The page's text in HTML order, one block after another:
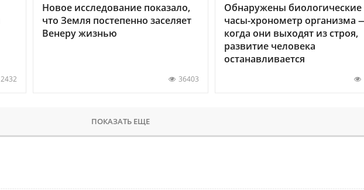
2432
Новое исследование показало,
что Земля постепенно заселяет
Венеру жизнью
36403
Обнаружены биологические
часы-хронометр организма
когда они выходят из строя,
развитие человека
останавливается
ПОКАЗАТЬ ЕЩЕ